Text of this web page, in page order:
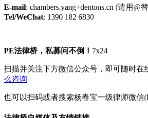
E-mail: chambers.yang+dentons.cn (请用@
Tel/WeChat: 1390 182 6830
PE法律桥，私募问不倒！ 7x24
扫描并关注下方微信公众号，即可随时在
么咨询
也可以扫码或者搜索杨春宝一级律师微信